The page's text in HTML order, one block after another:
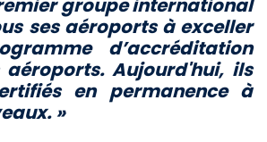
groupe international
ses aéroports à exceller
d’accréditation
Aujourd'hui, ils
en permanence à
»